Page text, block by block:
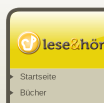
Startseite
Bücher